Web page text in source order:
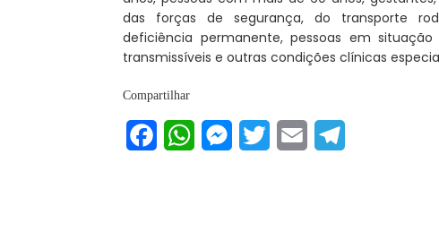
das forças de segurança, do transporte
deficiência permanente, pessoas em
transmissíveis e outras condições clínicas
Compartilhar
FacebookWhatsAppMessenger
Twitter Email